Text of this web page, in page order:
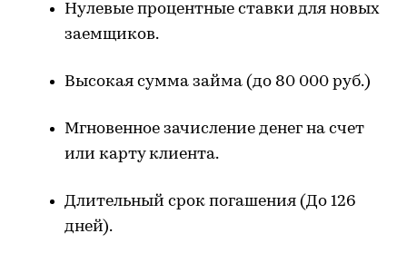
Нулевые процентные ставки для новых
заемщиков.
Высокая сумма займа (до 80 000 руб.)
Мгновенное зачисление денег на счет
или карту клиента.
Длительный срок погашения (До 126
дней).